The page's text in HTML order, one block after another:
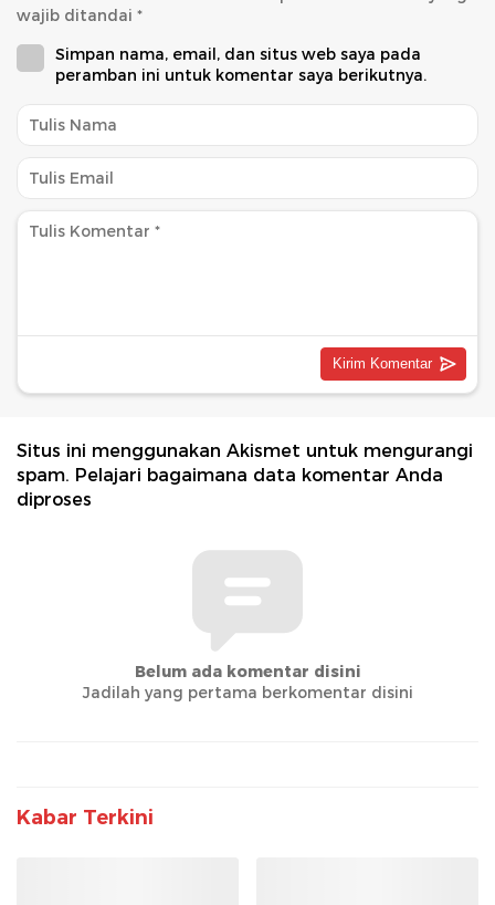
wajib ditandai *
Simpan nama, email, dan situs web saya pada
peramban ini untuk komentar saya berikutnya.
Situs ini menggunakan Akismet untuk mengurangi
spam. Pelajari bagaimana data komentar Anda
diproses
Belum ada komentar disini
Jadilah yang pertama berkomentar disini
Kabar Terkini